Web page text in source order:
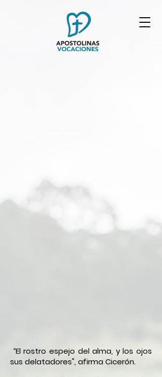
“El rostro espejo del alma, y los ojos
sus delatadores", afirma Cicerón.